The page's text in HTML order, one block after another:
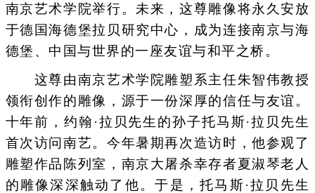
南京艺术学院举行。未来，这尊雕像将永久安放
于德国海德堡拉贝研究中心，成为连接南京与海
德堡、中国与世界的一座友谊与和平之桥。
这尊由南京艺术学院雕塑系主任朱智伟教授
领衔创作的雕像，源于一份深厚的信任与友谊。
十年前，约翰·拉贝先生的孙子托马斯·拉贝先生
首次访问南艺。今年暑期再次造访时，他参观了
雕塑作品陈列室，南京大屠杀幸存者夏淑琴老人
的雕像深深触动了他。于是，托马斯·拉贝先生